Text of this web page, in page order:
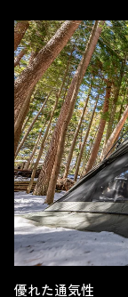
優れた通気性